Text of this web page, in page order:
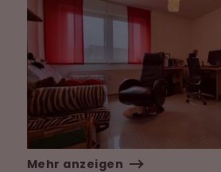
Mehr anzeigen